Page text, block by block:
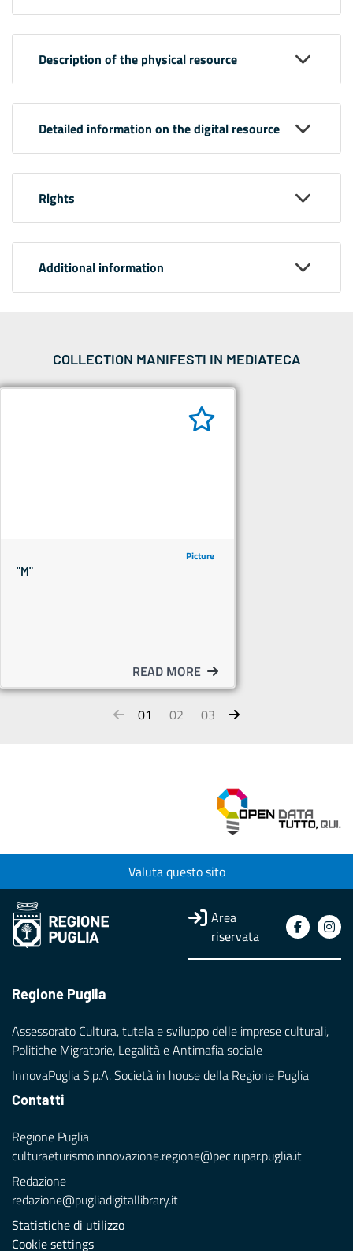
Description of the physical resource
Detailed information on the digital resource
Rights
Additional information
COLLECTION MANIFESTI IN MEDIATECA
Picture
"M"
READ MORE
01 02 03
Valuta questo sito
Area
riservata
Regione Puglia
Assessorato Cultura, tutela e sviluppo delle imprese culturali,
Politiche Migratorie, Legalità e Antimafia sociale
InnovaPuglia S.p.A. Società in house della Regione Puglia
Contatti
Regione Puglia
culturaeturismo.innovazione.regione@pec.rupar.puglia.it
Redazione
redazione@pugliadigitallibrary.it
Statistiche di utilizzo
Cookie settings